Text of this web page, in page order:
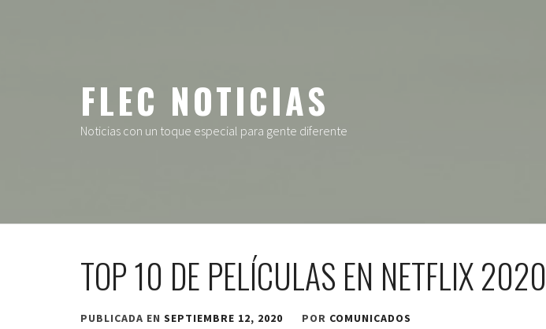
FLEC NOTICIAS
Noticias con un toque especial para gente diferente
TOP 10 DE PELÍCULAS EN NETFLIX 2020
PUBLICADA EN SEPTIEMBRE 12, 2020 POR COMUNICADOS